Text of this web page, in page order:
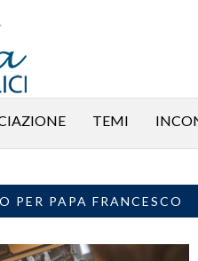
TEMI
PER PAPA FRANCESCO